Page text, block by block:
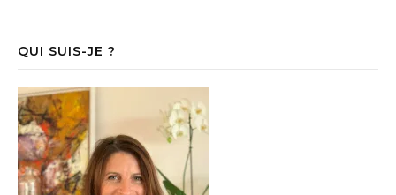
QUI SUIS-JE ?